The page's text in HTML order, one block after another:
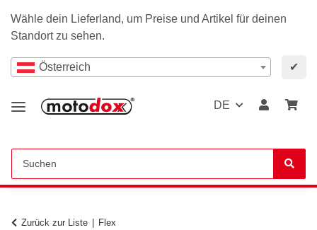
Wähle dein Lieferland, um Preise und Artikel für deinen
Standort zu sehen.
Österreich ✔
DE
Zurück zur Liste Flex